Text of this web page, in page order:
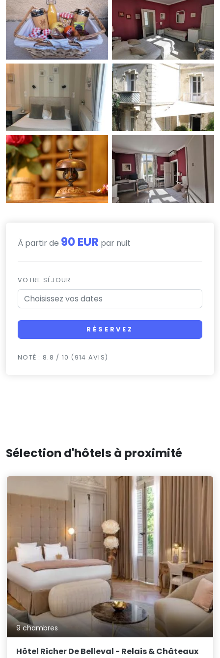
À partir de 90 EUR par nuit
VOTRE SÉJOUR
RÉSERVEZ
NOTÉ : 8.8 / 10 (914 AVIS)
Sélection d'hôtels à proximité
9 chambres
Hôtel Richer De Belleval - Relais & Châteaux